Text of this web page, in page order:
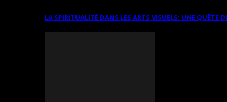
LA SPIRITUALITÉ DANS LES ARTS VISUELS: UNE QUÊTE